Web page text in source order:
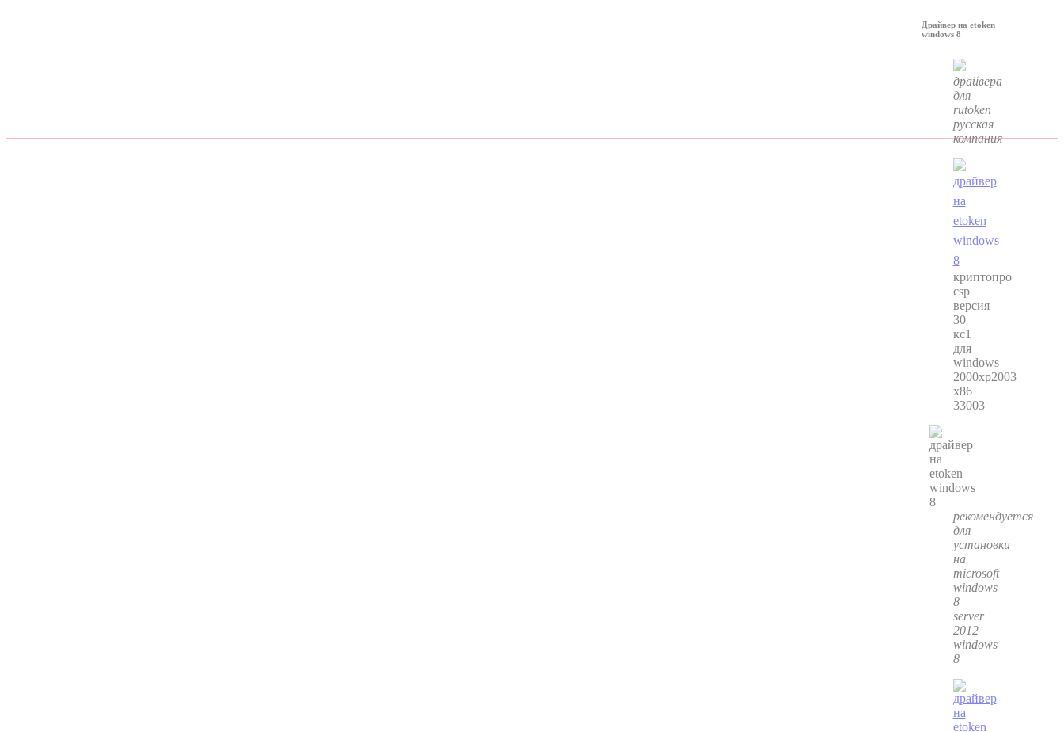
Драйвер на etoken
windows 8
драйвера
для
rutoken
русская
компания
криптопро
csp
версия
30
кс1
для
windows
2000xp2003
x86
33003
рекомендуется
для
установки
на
microsoft
windows
8
server
2012
windows
8